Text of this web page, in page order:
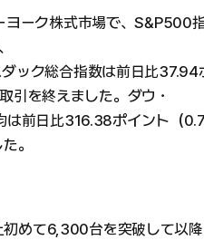
ヨーク株式市場で、S&P500
ック総合指数は前日比37.94
引を終えました。ダウ・
前日比316.38ポイント（
。
めて6,300台を突破して以降